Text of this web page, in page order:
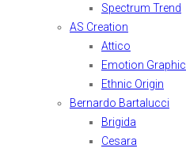
Spectrum Trend
AS Creation
Attico
Emotion Graphic
Ethnic Origin
Bernardo Bartalucci
Brigida
Cesara